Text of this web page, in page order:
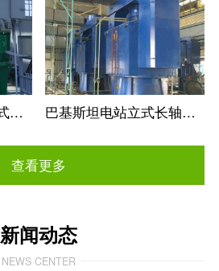
委内瑞拉电厂辅机立式长轴循环水泵 巴基斯坦电站立式长轴循环水泵
查看更多
新闻动态
NEWS CENTER